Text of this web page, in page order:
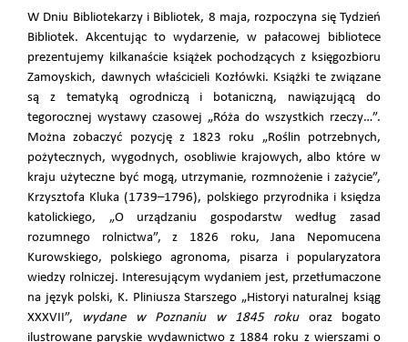
W Dniu Bibliotekarzy i Bibliotek, 8 maja, rozpoczyna się Tydzień
Bibliotek. Akcentując to wydarzenie, w pałacowej bibliotece
prezentujemy kilkanaście książek pochodzących z księgozbioru
Zamoyskich, dawnych właścicieli Kozłówki. Książki te związane
są z tematyką ogrodniczą i botaniczną, nawiązującą do
tegorocznej wystawy czasowej „Róża do wszystkich rzeczy…”.
Można zobaczyć pozycję z 1823 roku „Roślin potrzebnych,
pożytecznych, wygodnych, osobliwie krajowych, albo które w
kraju użyteczne być mogą, utrzymanie, rozmnożenie i zażycie”,
Krzysztofa Kluka (1739–1796), polskiego przyrodnika i księdza
katolickiego, „O urządzaniu gospodarstw według zasad
rozumnego rolnictwa”, z 1826 roku, Jana Nepomucena
Kurowskiego, polskiego agronoma, pisarza i popularyzatora
wiedzy rolniczej. Interesującym wydaniem jest, przetłumaczone
na język polski, K. Pliniusza Starszego „Historyi naturalnej ksiąg
XXXVII”,
wydane w Poznaniu w 1845 rokuoraz bogato
ilustrowane paryskie wydawnictwo z 1884 roku z wierszami o